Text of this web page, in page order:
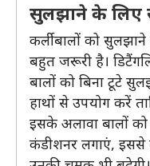
सुलझाने के लिए
कर्ली बालों को
बहुत जरूरी है।
बालों को बिना टूटे
हाथों से उपयोग करें
इसके अलावा बालों
कंडीशनर लगाएं,